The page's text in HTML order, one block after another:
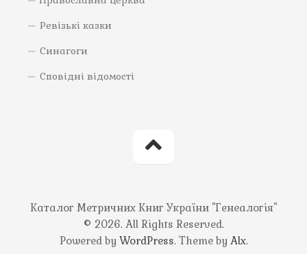
Ревізькі казки
Синагоги
Сповідні відомості
Каталог Метричних Книг України "Генеалогія"
© 2026. All Rights Reserved.
Powered by WordPress. Theme by Alx.